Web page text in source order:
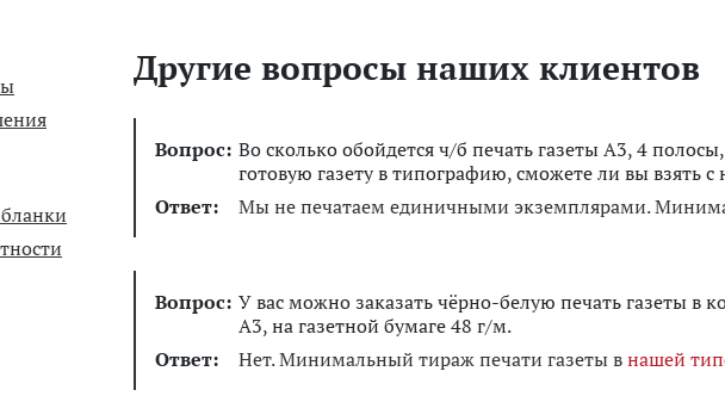
Другие вопросы наших клиентов
Вопрос: Во сколько обойдется ч/б печать газеты А3, 4
готовую газету в типографию, сможете ли вы взять
Ответ:
Мы не печатаем единичными экземплярами.
Вопрос: У вас можно заказать чёрно-белую печать газеты в
А3, на газетной бумаге 48 г/м.
Ответ:
Нет. Минимальный тираж печати газеты внашей